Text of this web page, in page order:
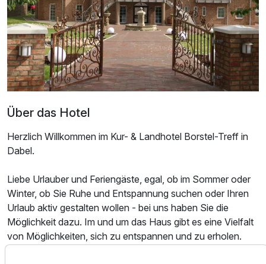
Doppelzimmer Standard
2 Erwachsene und 1 Kind
Ausstattung
Über das Hotel
Herzlich Willkommen im Kur- & Landhotel Borstel-Treff in
Dabel.
Liebe Urlauber und Feriengäste, egal, ob im Sommer oder
Winter, ob Sie Ruhe und Entspannung suchen oder Ihren
Urlaub aktiv gestalten wollen - bei uns haben Sie die
Möglichkeit dazu. Im und um das Haus gibt es eine Vielfalt
von Möglichkeiten, sich zu entspannen und zu erholen.